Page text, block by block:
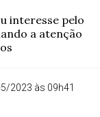
interesse pelo
a atenção
2023 às 09h41